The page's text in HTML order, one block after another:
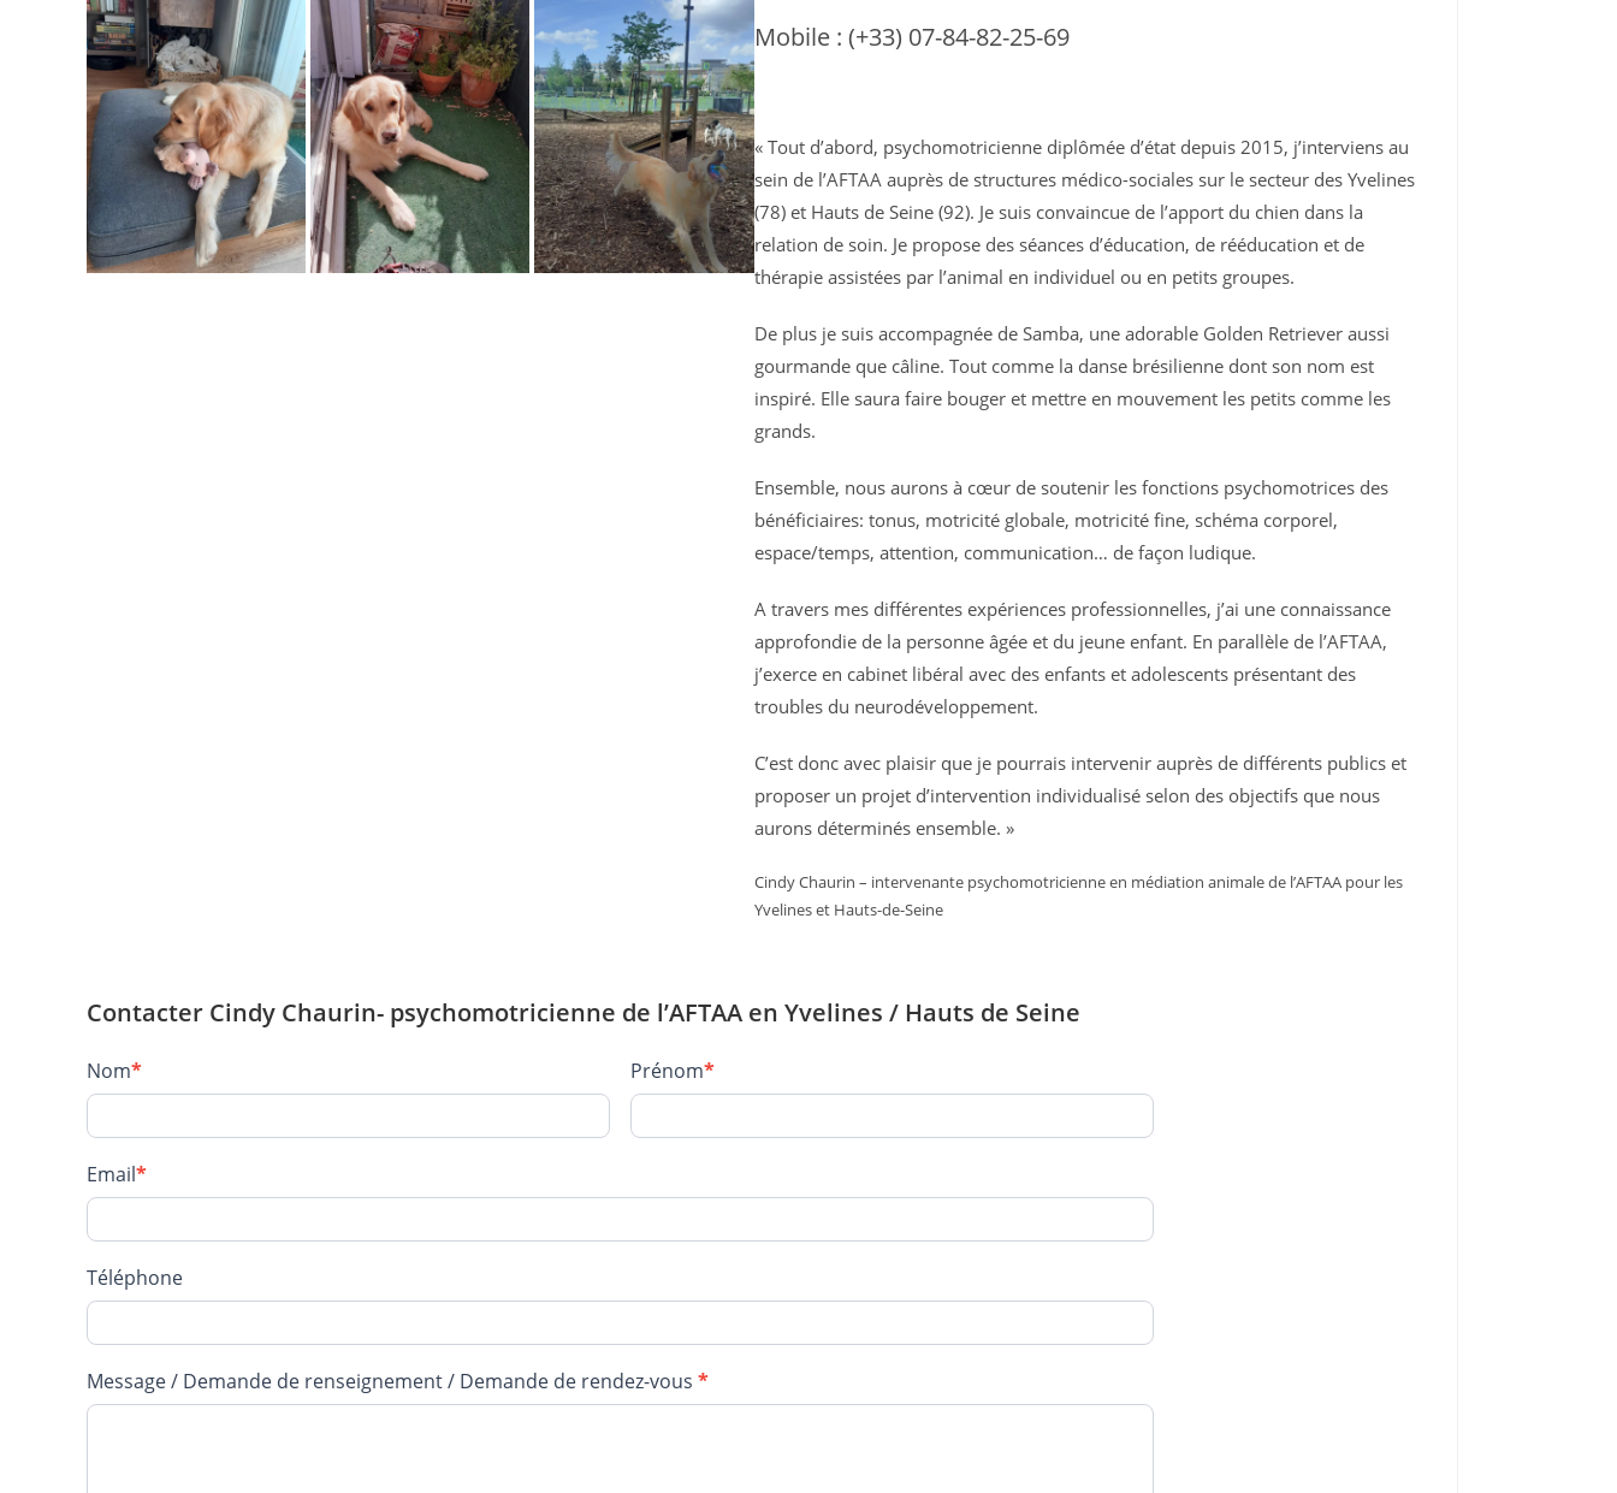
Mobile : (+33) 07-84-82-25-69
« Tout d’abord, psychomotricienne diplômée d’état depuis 2015, j’interviens au
sein de l’AFTAA auprès de structures médico-sociales sur le secteur des Yvelines
(78) et Hauts de Seine (92). Je suis convaincue de l’apport du chien dans la
relation de soin. Je propose des séances d’éducation, de rééducation et de
thérapie assistées par l’animal en individuel ou en petits groupes.
De plus je suis accompagnée de Samba, une adorable Golden Retriever aussi
gourmande que câline. Tout comme la danse brésilienne dont son nom est
inspiré. Elle saura faire bouger et mettre en mouvement les petits comme les
grands.
Ensemble, nous aurons à cœur de soutenir les fonctions psychomotrices des
bénéficiaires: tonus, motricité globale, motricité fine, schéma corporel,
espace/temps, attention, communication… de façon ludique.
A travers mes différentes expériences professionnelles, j’ai une connaissance
approfondie de la personne âgée et du jeune enfant. En parallèle de l’AFTAA,
j’exerce en cabinet libéral avec des enfants et adolescents présentant des
troubles du neurodéveloppement.
C’est donc avec plaisir que je pourrais intervenir auprès de différents publics et
proposer un projet d’intervention individualisé selon des objectifs que nous
aurons déterminés ensemble. »
Cindy Chaurin – intervenante psychomotricienne en médiation animale de l’AFTAA pour les
Yvelines et Hauts-de-Seine
Contacter Cindy Chaurin- psychomotricienne de l’AFTAA en Yvelines / Hauts de Seine
Contact
–
CHAURIN
Cindy
Nom* Prénom*
Email*
Téléphone
Message / Demande de renseignement / Demande de rendez-vous *